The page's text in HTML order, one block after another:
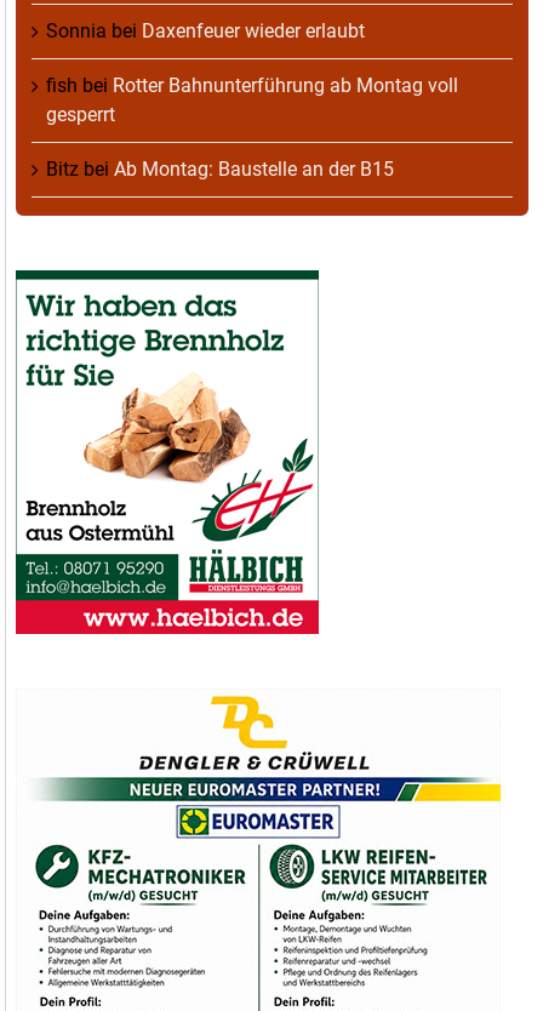
Sonnia bei Daxenfeuer wieder erlaubt
fish bei Rotter Bahnunterführung ab Montag voll
gesperrt
Bitz bei Ab Montag: Baustelle an der B15